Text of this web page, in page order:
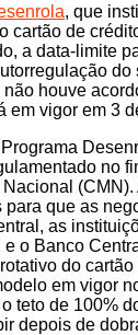
, que
cartão de
a data-limite
do
houve
em vigor em 3
no
(CMN).
que as
as
o Banco
do
em vigor
teto de 100%
depois de